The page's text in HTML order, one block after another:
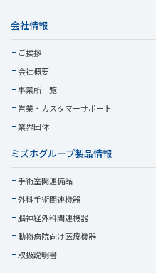
会社情報
ご挨拶
会社概要
事業所一覧
営業・ カスタマーサポート
業界団体
ミズホグループ製品情報
手術室関連備品
外科手術関連機器
脳神経外科関連機器
動物病院向け医療機器
取扱説明書